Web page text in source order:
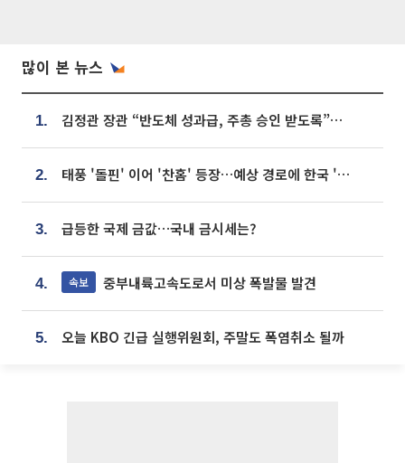
많이 본 뉴스
1. 김정관 장관 “반도체 성과급, 주총 승인 받도록”…상법·자본시장법 개정 시사
2. 태풍 '돌핀' 이어 '찬홈' 등장…예상 경로에 한국 '한숨'
3. 급등한 국제 금값…국내 금시세는?
4. 속보 중부내륙고속도로서 미상 폭발물 발견
5. 오늘 KBO 긴급 실행위원회, 주말도 폭염취소 될까